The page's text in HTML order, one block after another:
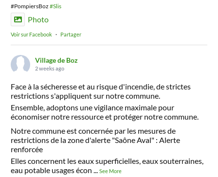
#PompiersBoz#Slis
Photo
Voir sur Facebook · Partager
Village de Boz
2 weeks ago
Face à la sécheresse et au risque d'incendie, de strictes
restrictions s'appliquent sur notre commune.
Ensemble, adoptons une vigilance maximale pour
économiser notre ressource et protéger notre commune.
Notre commune est concernée par les mesures de
restrictions de la zone d'alerte "Saône Aval" : Alerte
renforcée
Elles concernent les eaux superficielles, eaux souterraines,
eau potable usages écon ...See More